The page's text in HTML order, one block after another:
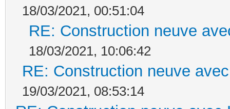
18/03/2021, 00:51:04
RE: Construction neuve
18/03/2021, 10:06:42
RE: Construction neuve
19/03/2021, 08:53:14